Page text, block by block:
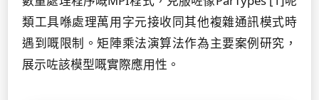
類工具喺處理萬用字元接收同其他複雜通訊模式時
遇到嘅限制。矩陣乘法演算法作為主要案例研究，
展示咗該模型嘅實際應用性。